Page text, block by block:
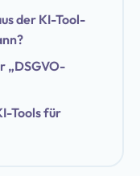
der KI-Tool-
„DSGVO-
Tools für